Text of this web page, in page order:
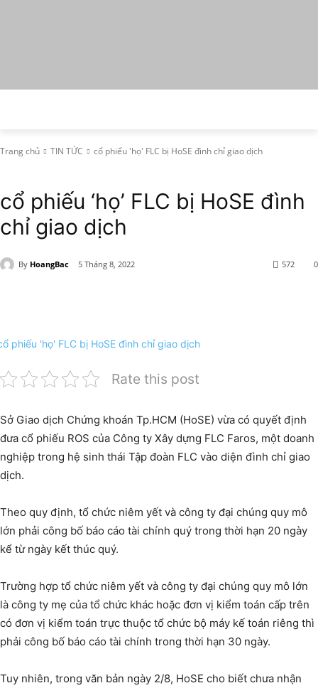
Trang chủ TIN TỨC cổ phiếu 'họ' FLC bị HoSE đình chỉ giao dịch
cổ phiếu ‘họ’ FLC bị HoSE đình
chỉ giao dịch
By HoangBac 5 Tháng 8, 2022 0
572
Rate this post
Sở Giao dịch Chứng khoán Tp.HCM (HoSE) vừa có quyết định
đưa cổ phiếu ROS của Công ty Xây dựng FLC Faros, một doanh
nghiệp trong hệ sinh thái Tập đoàn FLC vào diện đình chỉ giao
dịch.
Theo quy định, tổ chức niêm yết và công ty đại chúng quy mô
lớn phải công bố báo cáo tài chính quý trong thời hạn 20 ngày
kể từ ngày kết thúc quý.
Trường hợp tổ chức niêm yết và công ty đại chúng quy mô lớn
là công ty mẹ của tổ chức khác hoặc đơn vị kiểm toán cấp trên
có đơn vị kiểm toán trực thuộc tổ chức bộ máy kế toán riêng thì
phải công bố báo cáo tài chính trong thời hạn 30 ngày.
Tuy nhiên, trong văn bản ngày 2/8, HoSE cho biết chưa nhận